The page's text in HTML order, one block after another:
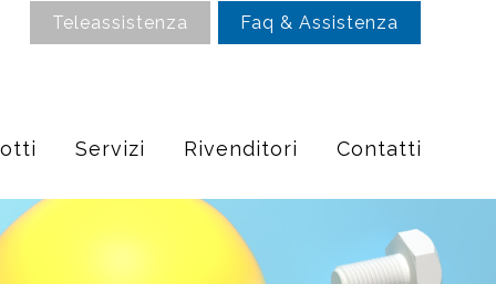
Teleassistenza Faq & Assistenza
Servizi Rivenditori Contatti